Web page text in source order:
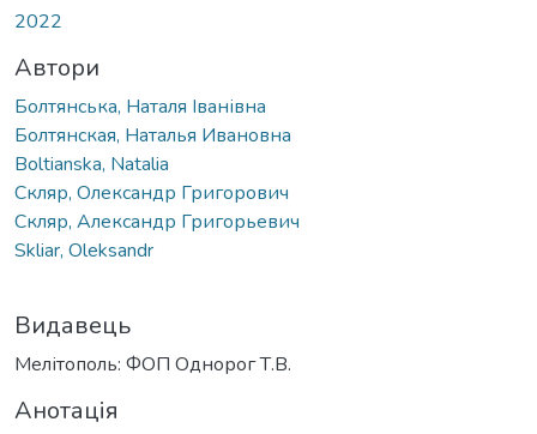
2022
Автори
Болтянська, Наталя Іванівна
Болтянская, Наталья Ивановна
Boltianska, Natalia
Скляр, Олександр Григорович
Скляр, Александр Григорьевич
Skliar, Oleksandr
Видавець
Мелітополь: ФОП Однорог Т.В.
Анотація